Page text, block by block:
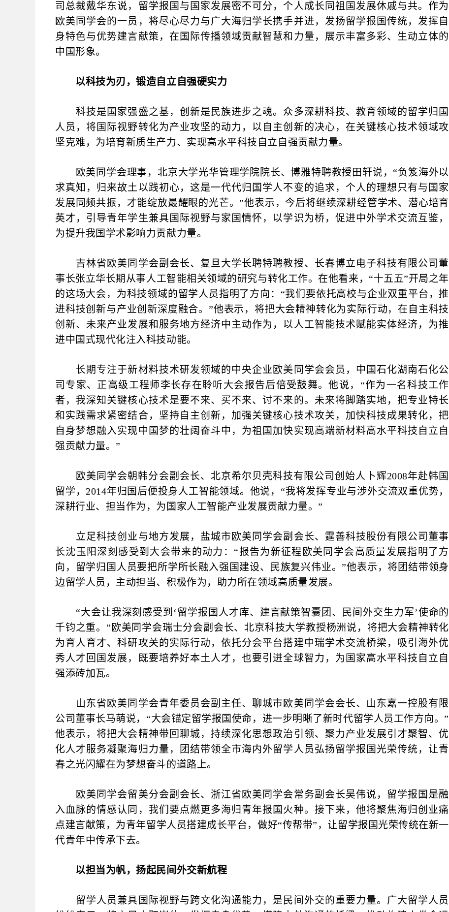
司总裁戴华东说，留学报国与国家发展密不可分，个人成长同祖国发展休戚与共。作为
欧美同学会的一员，将尽心尽力与广大海归学长携手并进，发扬留学报国传统，发挥自
身特色与优势建言献策，在国际传播领域贡献智慧和力量，展示丰富多彩、生动立体的
中国形象。
以科技为刃，锻造自立自强硬实力
科技是国家强盛之基，创新是民族进步之魂。众多深耕科技、教育领域的留学归国
人员，将国际视野转化为产业攻坚的动力，以自主创新的决心，在关键核心技术领域攻
坚克难，为培育新质生产力、实现高水平科技自立自强贡献力量。
欧美同学会理事，北京大学光华管理学院院长、博雅特聘教授田轩说，“负笈海外以
求真知，归来故土以践初心，这是一代代归国学人不变的追求，个人的理想只有与国家
发展同频共振，才能绽放最耀眼的光芒。”他表示，今后将继续深耕经管学术、潜心培育
英才，引导青年学生兼具国际视野与家国情怀，以学识为桥，促进中外学术交流互鉴，
为提升我国学术影响力贡献力量。
吉林省欧美同学会副会长、复旦大学长聘特聘教授、长春博立电子科技有限公司董
事长张立华长期从事人工智能相关领域的研究与转化工作。在他看来，“十五五”开局之年
的这场大会，为科技领域的留学人员指明了方向：“我们要依托高校与企业双重平台，推
进科技创新与产业创新深度融合。”他表示，将把大会精神转化为实际行动，在自主科技
创新、未来产业发展和服务地方经济中主动作为，以人工智能技术赋能实体经济，为推
进中国式现代化注入科技动能。
长期专注于新材料技术研发领域的中央企业欧美同学会会员，中国石化湖南石化公
司专家、正高级工程师李长存在聆听大会报告后倍受鼓舞。他说，“作为一名科技工作
者，我深知关键核心技术是要不来、买不来、讨不来的。未来将脚踏实地，把专业特长
和实践需求紧密结合，坚持自主创新，加强关键核心技术攻关，加快科技成果转化，把
自身梦想融入实现中国梦的壮阔奋斗中，为祖国加快实现高端新材料高水平科技自立自
强贡献力量。”
欧美同学会朝韩分会副会长、北京希尔贝壳科技有限公司创始人卜辉2008年赴韩国
留学，2014年归国后便投身人工智能领域。他说，“我将发挥专业与涉外交流双重优势，
深耕行业、担当作为，为国家人工智能产业发展贡献力量。”
立足科技创业与地方发展，盐城市欧美同学会副会长、霆善科技股份有限公司董事
长沈玉阳深刻感受到大会带来的动力：“报告为新征程欧美同学会高质量发展指明了方
向，留学归国人员要把所学所长融入强国建设、民族复兴伟业。”他表示，将团结带领身
边留学人员，主动担当、积极作为，助力所在领域高质量发展。
“大会让我深刻感受到‘留学报国人才库、建言献策智囊团、民间外交生力军’使命的
千钧之重。”欧美同学会瑞士分会副会长、北京科技大学教授杨洲说，将把大会精神转化
为育人育才、科研攻关的实际行动，依托分会平台搭建中瑞学术交流桥梁，吸引海外优
秀人才回国发展，既要培养好本土人才，也要引进全球智力，为国家高水平科技自立自
强添砖加瓦。
山东省欧美同学会青年委员会副主任、聊城市欧美同学会会长、山东嘉一控股有限
公司董事长马萌说，“大会锚定留学报国使命，进一步明晰了新时代留学人员工作方向。”
他表示，将把大会精神带回聊城，持续深化思想政治引领、聚力产业发展引才聚智、优
化人才服务凝聚海归力量，团结带领全市海内外留学人员弘扬留学报国光荣传统，让青
春之光闪耀在为梦想奋斗的道路上。
欧美同学会留美分会副会长、浙江省欧美同学会常务副会长吴伟说，留学报国是融
入血脉的情感认同，我们要点燃更多海归青年报国火种。接下来，他将聚焦海归创业痛
点建言献策，为青年留学人员搭建成长平台，做好“传帮带”，让留学报国光荣传统在新一
代青年中传承下去。
以担当为帆，扬起民间外交新航程
留学人员兼具国际视野与跨文化沟通能力，是民间外交的重要力量。广大留学人员